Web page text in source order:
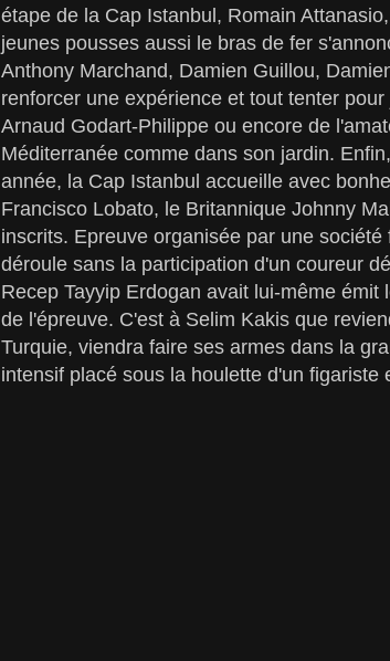
étape de la Cap Istanbul, Romain
jeunes pousses aussi le bras de fer
Anthony Marchand, Damien Guillou,
renforcer une expérience et tout tenter
Arnaud Godart-Philippe ou encore de
Méditerranée comme dans son jardin.
année, la Cap Istanbul accueille avec
Francisco Lobato, le Britannique Johnny
inscrits. Epreuve organisée par une
déroule sans la participation d'un coureur
Recep Tayyip Erdogan avait lui-même
de l'épreuve. C'est à Selim Kakis que
Turquie, viendra faire ses armes dans la
intensif placé sous la houlette d'un figariste